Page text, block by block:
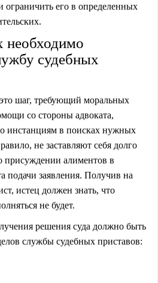
его в определенных
необходимо
судебных
шаг, требующий моральных
со стороны адвоката,
инстанциям в поисках нужных
не заставляют себя долго
присуждении алиментов в
подачи заявления. Получив на
истец должен знать, что
не будет.
решения суда должно быть
службы судебных приставов: